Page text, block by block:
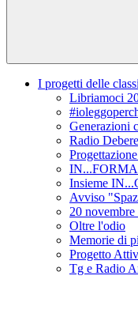
I progetti delle classi
Libriamoci
Generazioni
Radio
IN...FORMA
Insieme
Avviso
20
Oltre l'odio
Memorie di
Progetto
Tg e Radio